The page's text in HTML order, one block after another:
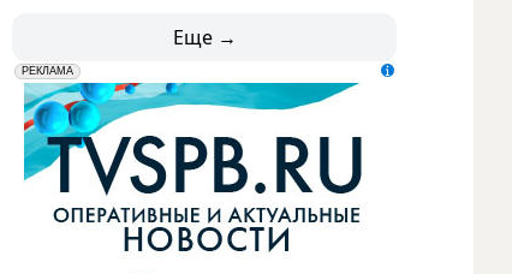
Еще →
erid: LdtCK5udn
РЕКЛАМА
АО "ГАТР", ИНН: 7841320717